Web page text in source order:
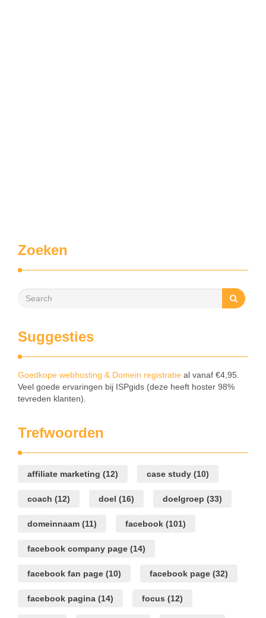
Zoeken
Suggesties
Goedkope webhosting & Domein registratie al vanaf €4,95.
Veel goede ervaringen bij ISPgids (deze heeft hoster 98%
tevreden klanten).
Trefwoorden
affiliate marketing (12) case study (10)
coach (12) doel (16) doelgroep (33)
domeinnaam (11) facebook (101)
facebook company page (14)
facebook fan page (10) facebook page (32)
facebook pagina (14) focus (12)